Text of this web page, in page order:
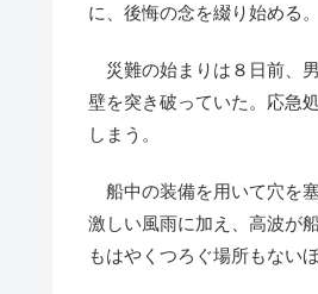
に、後悔の念を綴り始める。
災難の始まりは８日前、
壁を突き破っていた。応急
しまう。
船中の装備を用いて穴を
激しい風雨に加え、高波が
もはやくつろぐ場所もない